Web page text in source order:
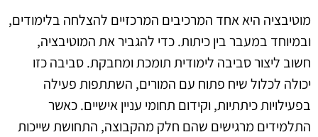
מוטיבציה היא אחד המרכיבים המרכזיים להצלחה בלימודים,
ובמיוחד במעבר בין כיתות. כדי להגביר את המוטיבציה,
חשוב ליצור סביבה לימודית תומכת ומחבקת. סביבה כזו
יכולה לכלול שיח פתוח עם המורים, השתתפות פעילה
בפעילויות כיתתיות, וקידום תחומי עניין אישיים. כאשר
התלמידים מרגישים שהם חלק מהקבוצה, התחושת שייכות